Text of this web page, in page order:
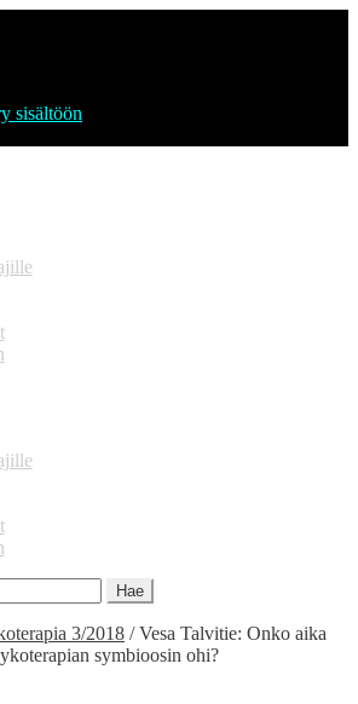
sisältöön
3/2018 /Vesa Talvitie: Onko aika
symbioosin ohi?